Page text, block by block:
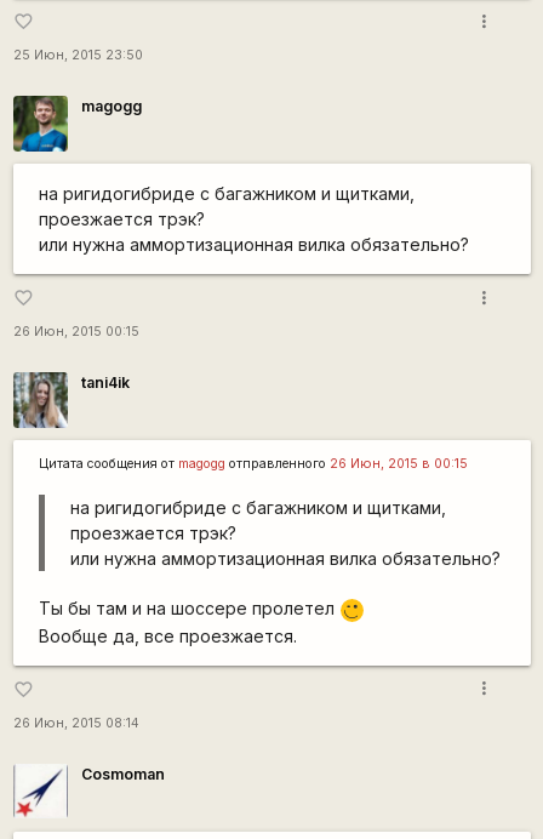
favorite_border
25 Июн, 2015 23:50
more_vert
magogg
на ригидогибриде с багажником и щитками,
проезжается трэк?
или нужна аммортизационная вилка обязательно?
favorite_border
26 Июн, 2015 00:15
more_vert
tani4ik
Цитата сообщения от magogg отправленного 26 Июн, 2015 в 00:15
на ригидогибриде с багажником и щитками,
проезжается трэк?
или нужна аммортизационная вилка обязательно?
Ты бы там и на шоссере пролетел
;)
Вообще да, все проезжается.
favorite_border
26 Июн, 2015 08:14
more_vert
Cosmoman